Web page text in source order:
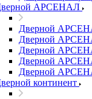
АРСЕНАЛ
Дверной
Дверной
Дверной
Дверной
Дверной
континент